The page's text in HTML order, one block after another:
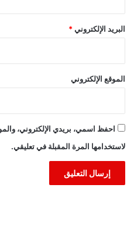
البريد الإلكتروني *
الموقع الإلكتروني
احفظ اسمي، بريدي الإلكتروني،
لاستخدامها المرة المقبلة في تعليقي.